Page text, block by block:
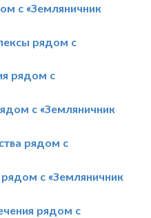
с «Земляничник
рядом с
рядом с
с «Земляничник
рядом с
с «Земляничник
рядом с